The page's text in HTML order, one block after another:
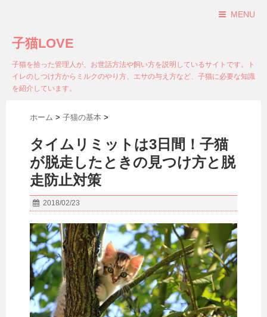
MENU
子猫LOVE
子猫を拾った管理人が、お世話方法や飼い方を説明しているサイトです。ト
イレのしつけ方からミルクのやり方、エサの与え方など、子猫に必要な知識
を紹介しています。
ホーム > 子猫の基本 >
タイムリミットは3日間！子猫
が脱走したときの見つけ方と脱
走防止対策
2018/02/23